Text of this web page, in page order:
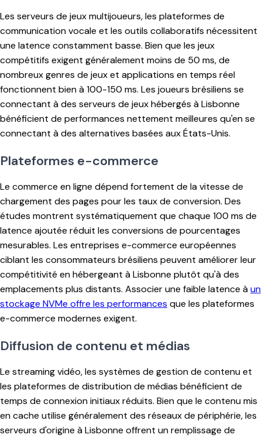
Les serveurs de jeux multijoueurs, les plateformes de
communication vocale et les outils collaboratifs nécessitent
une latence constamment basse. Bien que les jeux
compétitifs exigent généralement moins de 50 ms, de
nombreux genres de jeux et applications en temps réel
fonctionnent bien à 100-150 ms. Les joueurs brésiliens se
connectant à des serveurs de jeux hébergés à Lisbonne
bénéficient de performances nettement meilleures qu'en se
connectant à des alternatives basées aux États-Unis.
Plateformes e-commerce
Le commerce en ligne dépend fortement de la vitesse de
chargement des pages pour les taux de conversion. Des
études montrent systématiquement que chaque 100 ms de
latence ajoutée réduit les conversions de pourcentages
mesurables. Les entreprises e-commerce européennes
ciblant les consommateurs brésiliens peuvent améliorer leur
compétitivité en hébergeant à Lisbonne plutôt qu'à des
emplacements plus distants. Associer une faible latence àun
stockage NVMe offre les performances que les plateformes
e-commerce modernes exigent.
Diffusion de contenu et médias
Le streaming vidéo, les systèmes de gestion de contenu et
les plateformes de distribution de médias bénéficient de
temps de connexion initiaux réduits. Bien que le contenu mis
en cache utilise généralement des réseaux de périphérie, les
serveurs d'origine à Lisbonne offrent un remplissage de